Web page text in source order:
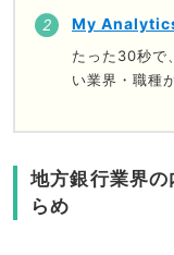
My
たった30秒で
い業界・職種
地方銀行業界
らめ